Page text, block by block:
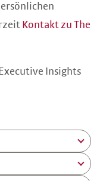
Kontakt zu The
Insights